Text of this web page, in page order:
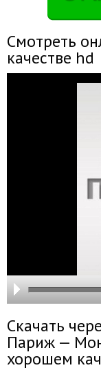
Смотреть
качестве hd
Скачать
Париж —
хорошем